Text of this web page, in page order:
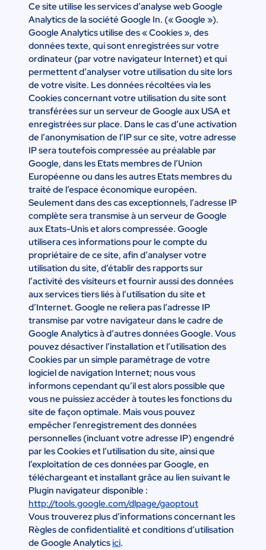
Ce site utilise les services d’analyse web Google
Analytics de la société Google In. (« Google »).
Google Analytics utilise des « Cookies », des
données texte, qui sont enregistrées sur votre
ordinateur (par votre navigateur Internet) et qui
permettent d’analyser votre utilisation du site lors
de votre visite. Les données récoltées via les
Cookies concernant votre utilisation du site sont
transférées sur un serveur de Google aux USA et
enregistrées sur place. Dans le cas d’une activation
de l’anonymisation de l’IP sur ce site, votre adresse
IP sera toutefois compressée au préalable par
Google, dans les Etats membres de l’Union
Européenne ou dans les autres Etats membres du
traité de l’espace économique européen.
Seulement dans des cas exceptionnels, l’adresse IP
complète sera transmise à un serveur de Google
aux Etats-Unis et alors compressée. Google
utilisera ces informations pour le compte du
propriétaire de ce site, afin d’analyser votre
utilisation du site, d’établir des rapports sur
l’activité des visiteurs et fournir aussi des données
aux services tiers liés à l’utilisation du site et
d’Internet. Google ne reliera pas l’adresse IP
transmise par votre navigateur dans le cadre de
Google Analytics à d’autres données Google. Vous
pouvez désactiver l’installation et l’utilisation des
Cookies par un simple paramétrage de votre
logiciel de navigation Internet; nous vous
informons cependant qu’il est alors possible que
vous ne puissiez accéder à toutes les fonctions du
site de façon optimale. Mais vous pouvez
empêcher l’enregistrement des données
personnelles (incluant votre adresse IP) engendré
par les Cookies et l’utilisation du site, ainsi que
l’exploitation de ces données par Google, en
téléchargeant et installant grâce au lien suivant le
Plugin navigateur disponible :
http://tools.google.com/dlpage/gaoptout
Vous trouverez plus d’informations concernant les
Règles de confidentialité et conditions d’utilisation
de Google Analyticsici.